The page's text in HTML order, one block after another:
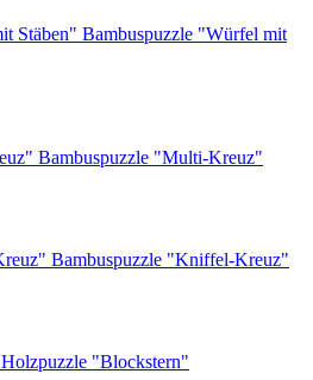
Bambuspuzzle "Würfel mit
Bambuspuzzle "Multi-Kreuz"
Bambuspuzzle "Kniffel-Kreuz"
Holzpuzzle "Blockstern"